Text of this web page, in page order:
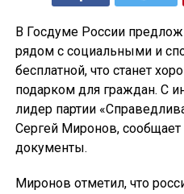
В Госдуме России
рядом с социальными и
бесплатной, что станет
подарком для граждан. С
лидер партии
Сергей Миронов, сообщает
документы.
Миронов отметил, что